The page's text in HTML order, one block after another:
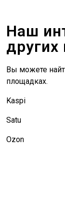
Наш
Вы можете
площадках.
Kaspi
Satu
Ozon